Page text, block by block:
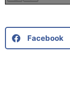
Facebook